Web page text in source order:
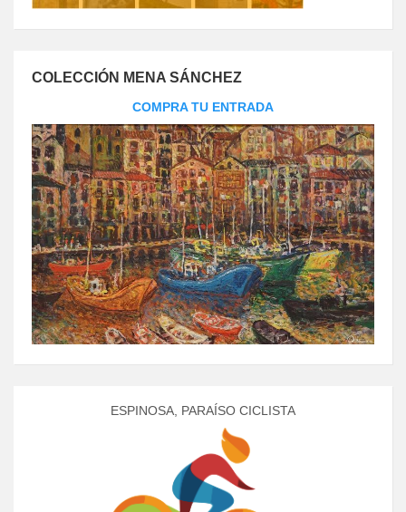
COLECCIÓN MENA SÁNCHEZ
COMPRA TU ENTRADA
ESPINOSA, PARAÍSO CICLISTA